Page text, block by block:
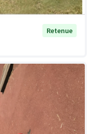
Retenue